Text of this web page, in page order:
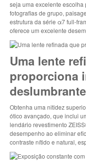
seja uma excelente
fotografias de grupo,
estrutura da série α7 full-
oferece um excelente
Uma lente
proporciona
Obtenha uma nitidez
ótico avançado, que inclui
lendário revestimento
desempenho ao eliminar
contraste nítido e natural,